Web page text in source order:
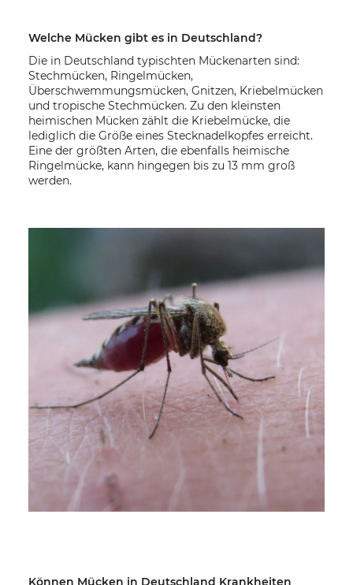
Welche Mücken gibt es in Deutschland?
Die in Deutschland typischten Mückenarten sind:
Stechmücken, Ringelmücken,
Überschwemmungsmücken, Gnitzen, Kriebelmücken
und tropische Stechmücken. Zu den kleinsten
heimischen Mücken zählt die Kriebelmücke, die
lediglich die Größe eines Stecknadelkopfes erreicht.
Eine der größten Arten, die ebenfalls heimische
Ringelmücke, kann hingegen bis zu 13 mm groß
werden.
Können Mücken in Deutschland Krankheiten